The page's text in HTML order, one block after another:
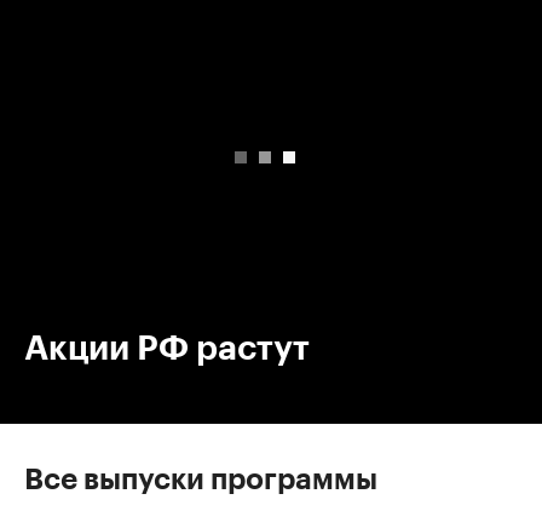
Акции РФ растут
Все выпуски программы